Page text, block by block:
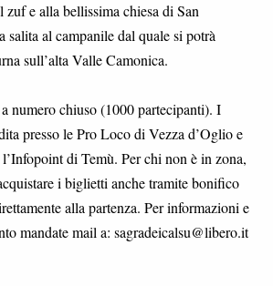
zuf e alla bellissima chiesa di San
salita al campanile dal quale si potrà
sull’alta Valle Camonica.
numero chiuso (1000 partecipanti). I
presso le Pro Loco di Vezza d’Oglio e
di Temù. Per chi non è in zona,
i biglietti anche tramite bonifico
alla partenza. Per informazioni e
mandate mail a: sagradeicalsu@libero.it